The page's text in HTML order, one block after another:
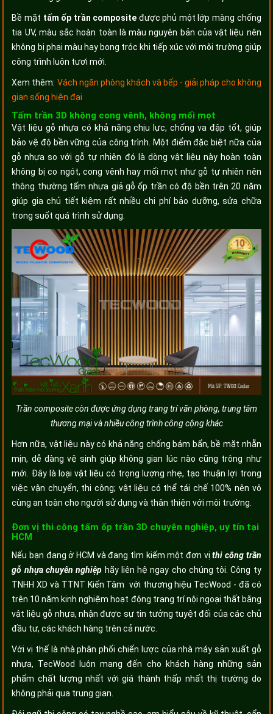
Bề mặt tấm ốp trần composite được phủ một lớp màng chống
tia UV, màu sắc hoàn toàn là màu nguyên bản của vật liệu nên
không bị phai màu hay bong tróc khi tiếp xúc với môi trường giúp
công trình luôn tươi mới.
Xem thêm: Vách ngăn phòng khách và bếp - giải pháp cho không
gian sống hiện đại
Tấm trần 3D không cong vênh, không mối mọt
Vật liệu gỗ nhựa có khả năng chịu lực, chống va đập tốt, giúp
bảo vệ độ bền vững của công trình. Một điểm đặc biệt nữa của
gỗ nhựa so với gỗ tự nhiên đó là dòng vật liệu này hoàn toàn
không bị co ngót, cong vênh hay mối mọt như gỗ tự nhiên nên
thông thường tấm nhựa giả gỗ ốp trần có độ bền trên 20 năm
giúp gia chủ tiết kiệm rất nhiều chi phí bảo dưỡng, sửa chữa
trong suốt quá trình sử dụng.
Trần composite còn được ứng dụng trang trí văn phòng, trung tâm
thương mại và nhiều công trình công cộng khác
Hơn nữa, vật liệu này có khả năng chống bám bẩn, bề mặt nhẵn
mịn, dễ dàng vệ sinh giúp không gian lúc nào cũng trông như
mới. Đây là loại vật liệu có trọng lượng nhẹ, tạo thuận lợi trong
việc vận chuyển, thi công; vật liệu có thể tái chế 100% nên vô
cùng an toàn cho người sử dụng và thân thiện với môi trường.
Đơn vị thi công tấm ốp trần 3D chuyên nghiệp, uy tín tại
HCM
Nếu bạn đang ở HCM và đang tìm kiếm một đơn vịthi công trần
gỗ nhựa chuyên nghiệp hãy liên hệ ngay cho chúng tôi. Công ty
TNHH XD và TTNT Kiến Tâm với thương hiệu TecWood - đã có
trên 10 năm kinh nghiệm hoạt động trang trí nội ngoại thất bằng
vật liệu gỗ nhựa, nhận được sự tin tưởng tuyệt đối của các chủ
đầu tư, các khách hàng trên cả nước.
Với vị thế là nhà phân phối chiến lược của nhà máy sản xuất gỗ
nhựa, TecWood luôn mang đến cho khách hàng những sản
phẩm chất lượng nhất với giá thành thấp nhất thị trường do
không phải qua trung gian.